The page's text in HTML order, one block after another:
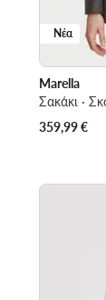
Νέα
Marella
Σακάκι ·
359,99€